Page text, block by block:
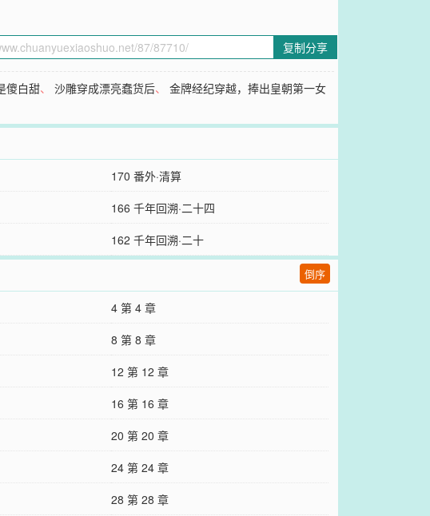
复制分享
傻白甜、沙雕穿成漂亮蠢货后、金牌经纪穿越，捧出皇朝第一女
170 番外·清算
166 千年回溯·二十四
162 千年回溯·二十
倒序
4 第 4 章
8 第 8 章
12 第 12 章
16 第 16 章
20 第 20 章
24 第 24 章
28 第 28 章